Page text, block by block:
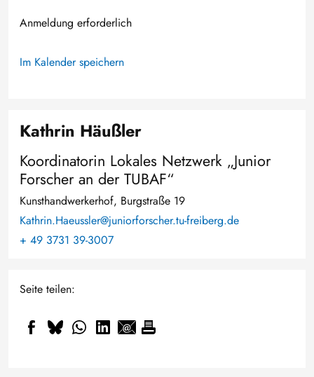
Anmeldung erforderlich
Im Kalender speichern
Kathrin Häußler
Koordinatorin Lokales Netzwerk „Junior
Forscher an der TUBAF“
Kunsthandwerkerhof, Burgstraße 19
Kathrin.Haeussler@juniorforscher.tu-freiberg.de
+ 49 3731 39-3007
Seite teilen: